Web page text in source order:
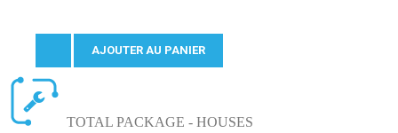
AJOUTER AU PANIER
TOTAL PACKAGE - HOUSES